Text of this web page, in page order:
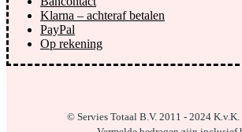
Klarna – achteraf betalen
PayPal
Op rekening
© Servies Totaal B.V. 2011 - 2024 K.v.K.